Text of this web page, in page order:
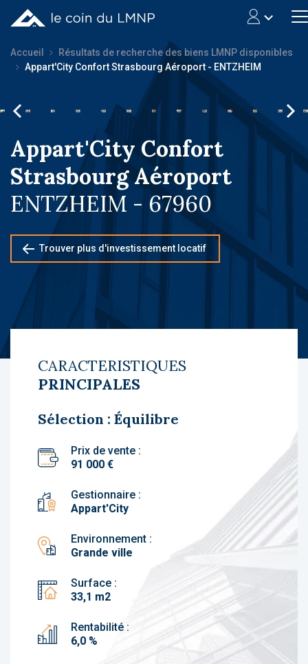
Accueil
Résultats de recherche des biens LMNP disponibles
Appart'City Confort Strasbourg Aéroport - ENTZHEIM
Appart'City Confort
Strasbourg Aéroport
ENTZHEIM - 67960
Trouver plus d'investissement locatif
CARACTERISTIQUES
PRINCIPALES
Sélection : Équilibre
Prix de vente :
91 000 €
Gestionnaire :
Appart'City
Environnement :
Grande ville
Surface :
33,1 m2
Rentabilité :
6,0 %